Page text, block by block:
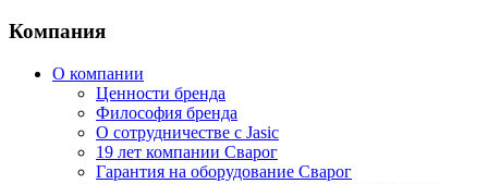
Компания
О компании
Ценности бренда
Философия бренда
О сотрудничестве с Jasic
19 лет компании Сварог
Гарантия на оборудование Сварог